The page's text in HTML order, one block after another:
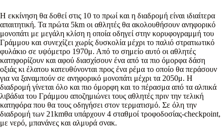
Η εκκίνηση θα δοθεί στις 10 το πρωί και η διαδρομή είναι ιδιαίτερα
απαιτητική. Τα πρώτα 5km οι αθλητές θα ακολουθήσουν ανηφορικό
μονοπάτι με μεγάλη κλίση η οποία οδηγεί στην κορυφογραμμή του
Γράμμου και συνεχίζει χωρίς δυσκολία μέχρι το παλιό στρατιωτικό
φυλάκιο σε υψόμετρο 1970μ. Από το σημείο αυτό οι αθλητές
κατηφορίζουν και αφού διασχίσουν ένα από τα πιο όμορφα δάση
οξιάς κι έλατου κατευθύνονται προς ένα ρέμα το οποίο θα περάσουν
για να ξαναμπούν σε ανηφορικό μονοπάτι μέχρι τα 2050μ. Η
διαδρομή γίνεται όλο και πιο όμορφη και το πέρασμα από τα αλπικά
λιβάδια του Γράμμου αποζημιώνει τους αθλητές πριν την τελική
κατηφόρα που θα τους οδηγήσει στον τερματισμό. Σε όλη την
διαδρομή των 21kmθα υπάρχουν 4 σταθμοί τροφοδοσίας-checkpoint,
με νερό, μπανάνες και αλμυρά σνακ.